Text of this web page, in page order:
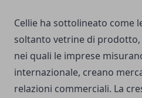
Cellie ha sottolineato come
soltanto vetrine di
nei quali le imprese
internazionale, creano
relazioni commerciali. La